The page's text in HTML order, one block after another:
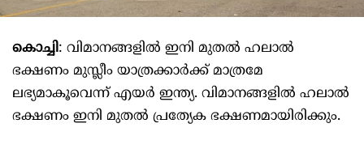
കൊച്ചി: വിമാനങ്ങളില്‍ ഇനി മുതല്‍ ഹലാല്‍
ഭക്ഷണം മുസ്ലീം യാത്രക്കാര്‍ക്ക് മാത്രമേ
ലഭ്യമാകൂവെന്ന് എയര്‍ ഇന്ത്യ. വിമാനങ്ങളിൽ ഹലാൽ
ഭക്ഷണം ഇനി മുതൽ പ്രത്യേക ഭക്ഷണമായിരിക്കും.